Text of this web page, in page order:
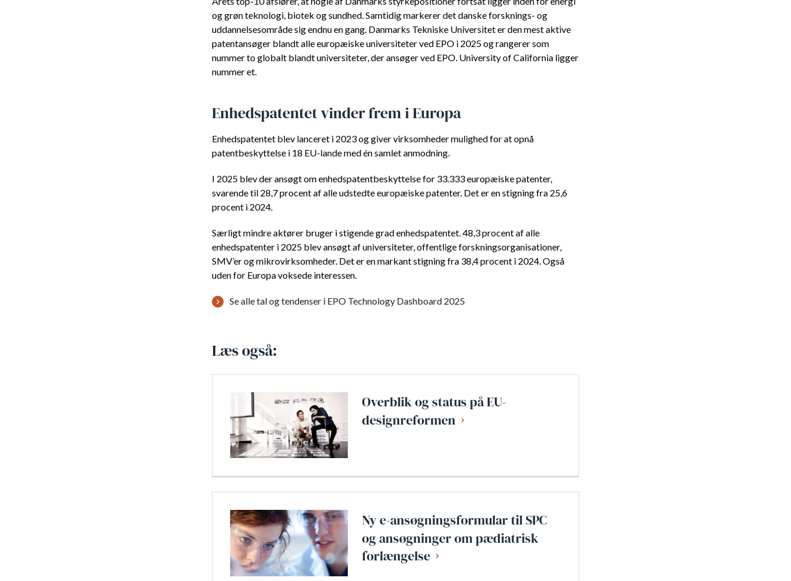
og grøn teknologi, biotek og sundhed. Samtidig markerer det danske forsknings- og
uddannelsesområde sig endnu en gang. Danmarks Tekniske Universitet er den mest aktive
patentansøger blandt alle europæiske universiteter ved EPO i 2025 og rangerer som
nummer to globalt blandt universiteter, der ansøger ved EPO. University of California ligger
nummer et.
Enhedspatentet vinder frem i Europa
Enhedspatentet blev lanceret i 2023 og giver virksomheder mulighed for at opnå
patentbeskyttelse i 18 EU-lande med én samlet anmodning.
I 2025 blev der ansøgt om enhedspatentbeskyttelse for 33.333 europæiske patenter,
svarende til 28,7 procent af alle udstedte europæiske patenter. Det er en stigning fra 25,6
procent i 2024.
Særligt mindre aktører bruger i stigende grad enhedspatentet. 48,3 procent af alle
enhedspatenter i 2025 blev ansøgt af universiteter, offentlige forskningsorganisationer,
SMV’er og mikrovirksomheder. Det er en markant stigning fra 38,4 procent i 2024. Også
uden for Europa voksede interessen.
Se alle tal og tendenser i EPO Technology Dashboard 2025
Læs også:
Overblik og status på EU-
designreformen
Ny e-ansøgningsformular til SPC
og ansøgninger om pædiatrisk
forlængelse